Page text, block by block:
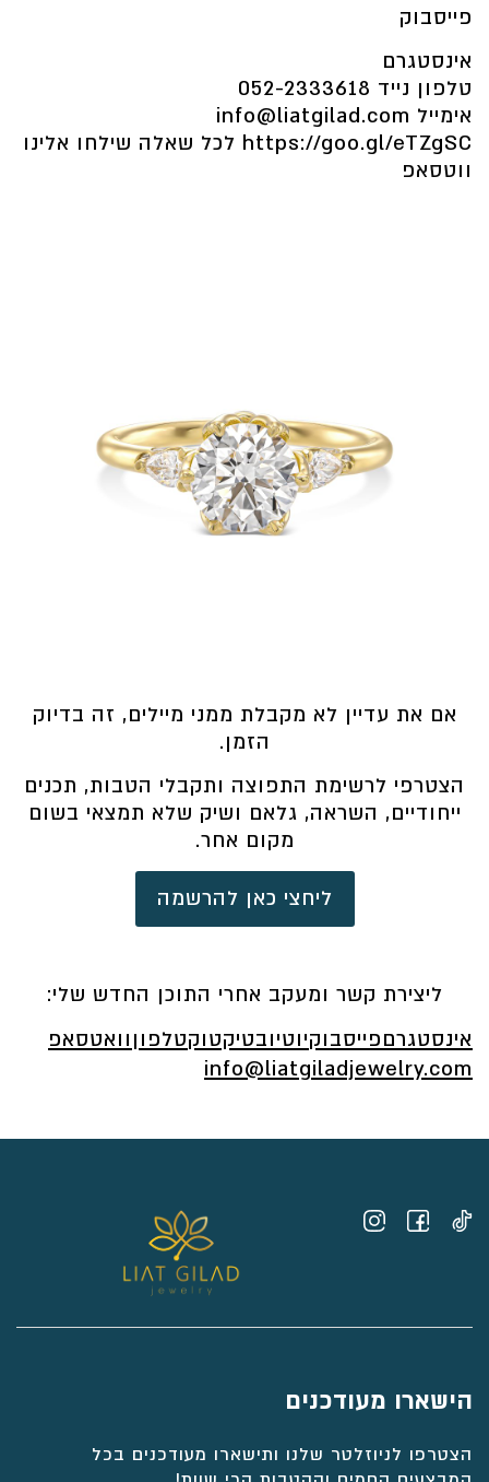
פייסבוק
אינסטגרם
טלפון נייד 052-2333618
אימייל info@liatgilad.com
https://goo.gl/eTZgSC לכל שאלה שילחו אלינו
ווטסאפ
אם את עדיין לא מקבלת ממני מיילים, זה בדיוק
הזמן.
הצטרפי לרשימת התפוצה ותקבלי הטבות, תכנים
ייחודיים, השראה, גלאם ושיק שלא תמצאי בשום
מקום אחר.
ליחצי כאן להרשמה
ליצירת קשר ומעקב אחרי התוכן החדש שלי:
אינסטגרםפייסבוקיוטיובטיקטוקטלפון וואטסאפ
info@liatgiladjewelry.com
הישארו מעודכנים
הצטרפו לניוזלטר שלנו ותישארו מעודכנים בכל